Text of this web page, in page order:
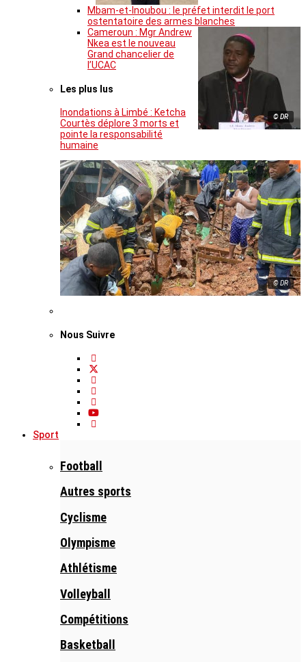
Mbam-et-Inoubou : le préfet interdit le port
ostentatoire des armes blanches
© DR
Cameroun : Mgr Andrew
Nkea est le nouveau
Grand chancelier de
l’UCAC
Les plus lus
Inondations à Limbé : Ketcha
Courtès déplore 3 morts et
pointe la responsabilité
humaine
© DR
Nous Suivre
Sport
Football
Autres sports
Cyclisme
Olympisme
Athlétisme
Volleyball
Compétitions
Basketball